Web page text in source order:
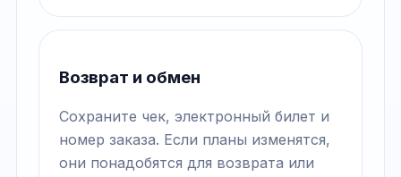
Возврат и обмен
Сохраните чек, электронный билет и
номер заказа. Если планы изменятся,
они понадобятся для возврата или